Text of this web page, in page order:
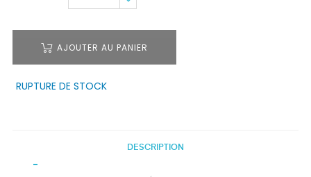
AJOUTER AU PANIER
RUPTURE DE STOCK
DESCRIPTION